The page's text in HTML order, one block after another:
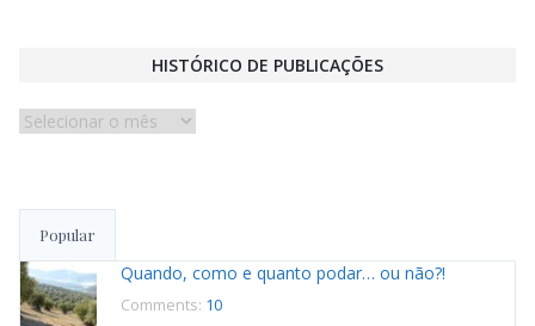
HISTÓRICO DE PUBLICAÇÕES
Histórico
Popular
Quando, como e quanto podar… ou não?!
Comments: 10